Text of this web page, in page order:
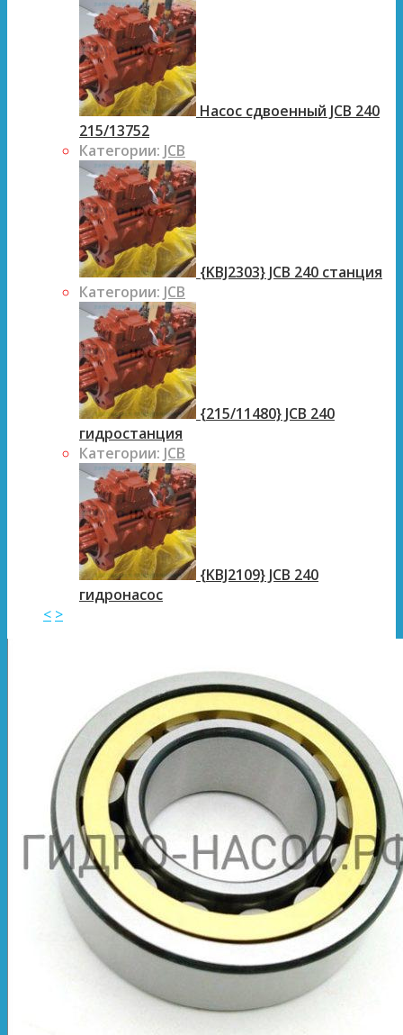
Насос сдвоенный JCB 240
215/13752
Категории: JCB
{KBJ2303} JCB 240 станция
Категории: JCB
{215/11480} JCB 240
гидростанция
Категории: JCB
{KBJ2109} JCB 240
гидронасос
< >